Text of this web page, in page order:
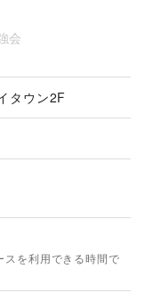
会
タウン2F
を利用できる時間で